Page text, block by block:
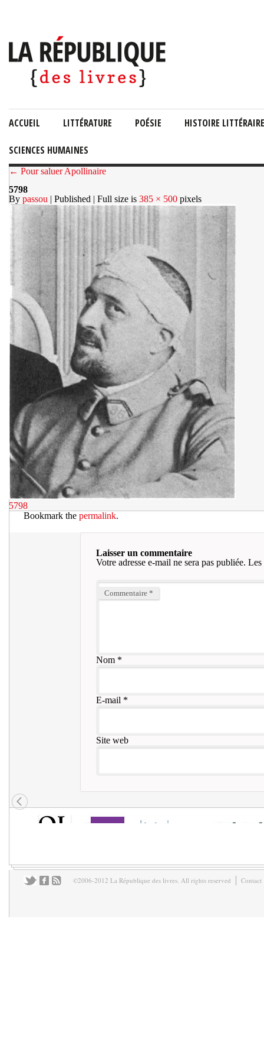
ACCUEIL LITTÉRATURE POÉSIE HISTOIRE LITTÉRAIRE
SCIENCES HUMAINES
← Pour saluer Apollinaire
5798
By passou | Published | Full size is 385 × 500 pixels
5798
Bookmark the permalink.
Laisser un commentaire
Votre adresse e-mail ne sera pas publiée. Les
Commentaire *
Nom*
E-mail *
Site web
©2006-2012 La République des livres. All rights reserved Contact